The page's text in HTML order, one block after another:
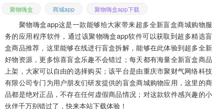
聚物嗨盒 商城app 聚物嗨盒app下载
聚物嗨盒app这是一款能够给大家带来超多全新盲盒商城购物服
务的应用程序软件，通过该聚物嗨盒app软件可以获取到超多精选盲
盒商品推荐，这里能够在线进行盲盒拆解，能够在此体验到超多全新
好物资源，更多惊喜盲盒乐趣不会错过；每天都有海量全新盲盒商品
上架，大家可以自由的选择购买；该平台是由重庆市聚财气网络科技
有限公司专门为用户朋友们研发提供的盲盒商城购物应用，这里的商
品都是绝对正品，不存在任何虚假商品情况；对这款软件感兴趣的小
伙伴千万别错过了，快来本站下载体验！